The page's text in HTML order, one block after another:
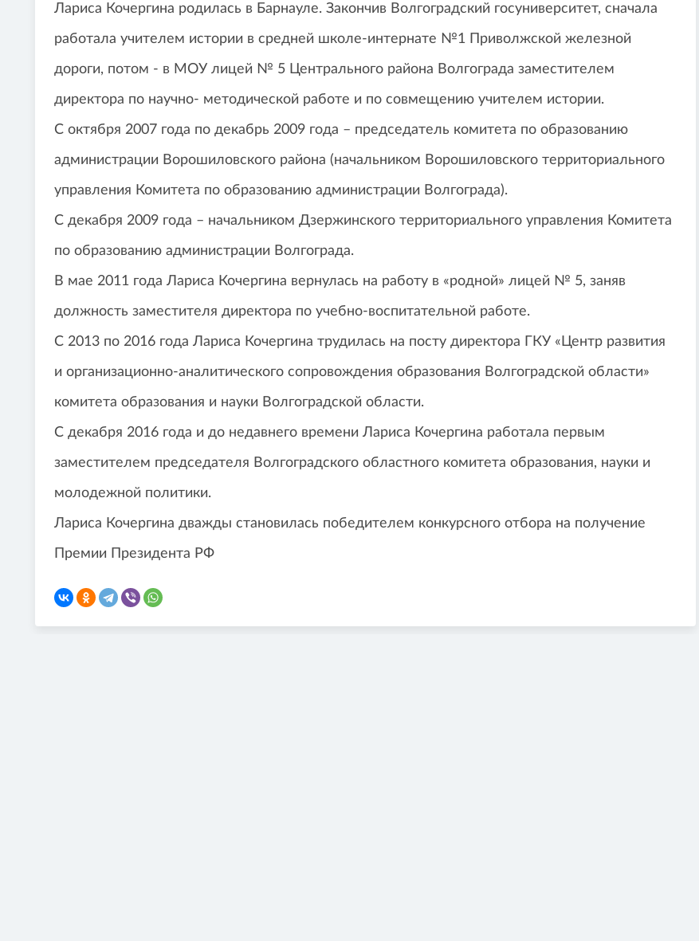
Лариса Кочергина родилась в Барнауле. Закончив Волгоградский госуниверситет, сначала
работала учителем истории в средней школе-интернате №1 Приволжской железной
дороги, потом - в МОУ лицей № 5 Центрального района Волгограда заместителем
директора по научно- методической работе и по совмещению учителем истории.
С октября 2007 года по декабрь 2009 года – председатель комитета по образованию
администрации Ворошиловского района (начальником Ворошиловского территориального
управления Комитета по образованию администрации Волгограда).
С декабря 2009 года – начальником Дзержинского территориального управления Комитета
по образованию администрации Волгограда.
В мае 2011 года Лариса Кочергина вернулась на работу в «родной» лицей № 5, заняв
должность заместителя директора по учебно-воспитательной работе.
С 2013 по 2016 года Лариса Кочергина трудилась на посту директора ГКУ «Центр развития
и организационно-аналитического сопровождения образования Волгоградской области»
комитета образования и науки Волгоградской области.
С декабря 2016 года и до недавнего времени Лариса Кочергина работала первым
заместителем председателя Волгоградского областного комитета образования, науки и
молодежной политики.
Лариса Кочергина дважды становилась победителем конкурсного отбора на получение
Премии Президента РФ